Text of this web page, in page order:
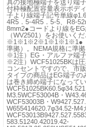
具の接地極端子を送り端
付枠極配置容量表示ボデ
子より線端子記号単線
4R5．5-4R5．5-5、R8-
8mm2●コードより線を
（WV2501）をお使いく
※1※1※2※1※1※1※1●（
準拠）。NEMA規格に準
※1注）EG・アルファ端
※2注）WCF51025BKは
コンセントですので、市
タイプの商品はEG端子の
は巻き締め端子になってい
M3.5WCF53004B・
WCF53003B・
W655414620.7φ34.52-M4
583.51240.42019.42-